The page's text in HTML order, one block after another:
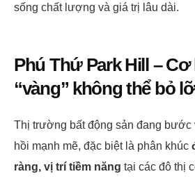
sống chất lượng và giá trị lâu dài.
Phú Thứ Park Hill –
“vàng” không thể bỏ
Thị trường bất động sản đang bước
hồi mạnh mẽ, đặc biệt là phân khúc
ràng, vị trí tiềm năng tại các đô thị